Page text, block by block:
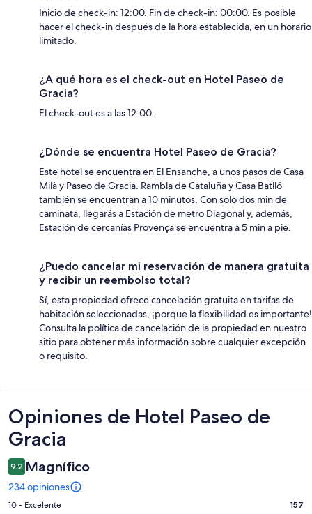
Inicio de check-in: 12:00. Fin de check-in: 00:00. Es posible
hacer el check-in después de la hora establecida, en un horario
limitado.
¿A qué hora es el check-out en Hotel Paseo de
Gracia?
El check-out es a las 12:00.
¿Dónde se encuentra Hotel Paseo de Gracia?
Este hotel se encuentra en El Ensanche, a unos pasos de Casa
Milà y Paseo de Gracia. Rambla de Cataluña y Casa Batlló
también se encuentran a 10 minutos. Con solo dos min de
caminata, llegarás a Estación de metro Diagonal y, además,
Estación de cercanías Provença se encuentra a 5 min a pie.
¿Puedo cancelar mi reservación de manera gratuita
y recibir un reembolso total?
Sí, esta propiedad ofrece cancelación gratuita en tarifas de
habitación seleccionadas, ¡porque la flexibilidad es importante!
Consulta la política de cancelación de la propiedad en nuestro
sitio para obtener más información sobre cualquier excepción
o requisito.
Opiniones
Opiniones de Hotel Paseo de
Gracia
9.2 Magnífico
234 opiniones
Puntuación
10 - Excelente 157